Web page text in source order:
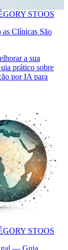
STOOS
Clínicas São
a sua
prático sobre
por IA para
STOOS